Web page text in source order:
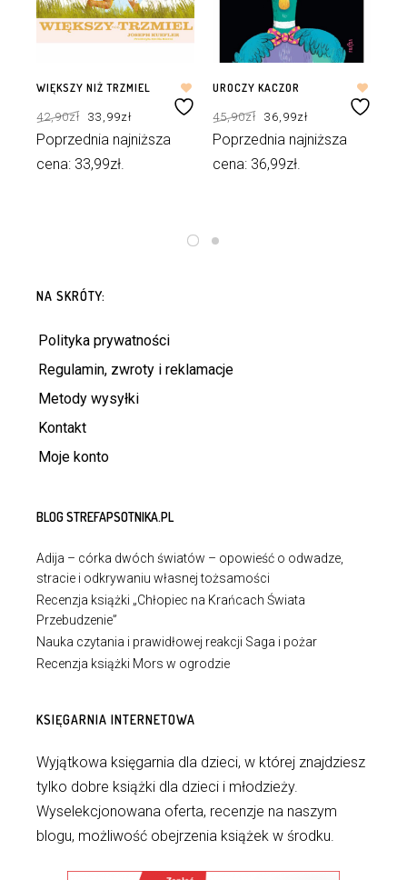
WIĘKSZY NIŻ TRZMIEL
42,90zł cena
wynosiła:
42,90zł.
33,99zł
Aktualna
cena
33,99zł.
Poprzednia najniższa
cena: 33,99zł.
UROCZY KACZOR
45,90zł cena
wynosiła:
45,90zł.
36,99zł
Aktualna
cena
36,99zł.
Poprzednia najniższa
cena: 36,99zł.
NA SKRÓTY:
Polityka prywatności
Regulamin, zwroty i reklamacje
Metody wysyłki
Kontakt
Moje konto
BLOG STREFAPSOTNIKA.PL
Adija – córka dwóch światów – opowieść o odwadze,
stracie i odkrywaniu własnej tożsamości
Recenzja książki „Chłopiec na Krańcach Świata
Przebudzenie”
Nauka czytania i prawidłowej reakcji Saga i pożar
Recenzja książki Mors w ogrodzie
KSIĘGARNIA INTERNETOWA
Wyjątkowa księgarnia dla dzieci, w której znajdziesz
tylko dobre książki dla dzieci i młodzieży.
Wyselekcjonowana oferta, recenzje na naszym
blogu, możliwość obejrzenia książek w środku.